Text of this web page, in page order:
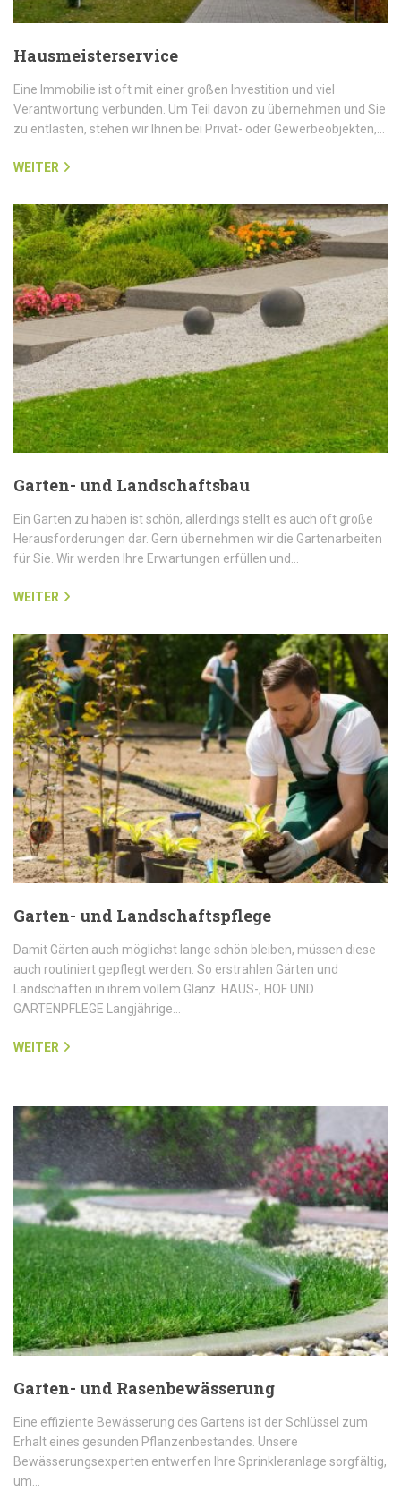
Hausmeisterservice
Eine Immobilie ist oft mit einer großen Investition und viel
Verantwortung verbunden. Um Teil davon zu übernehmen und Sie
zu entlasten, stehen wir Ihnen bei Privat- oder Gewerbeobjekten,…
WEITER
Garten- und Landschaftsbau
Ein Garten zu haben ist schön, allerdings stellt es auch oft große
Herausforderungen dar. Gern übernehmen wir die Gartenarbeiten
für Sie. Wir werden Ihre Erwartungen erfüllen und…
WEITER
Garten- und Landschaftspflege
Damit Gärten auch möglichst lange schön bleiben, müssen diese
auch routiniert gepflegt werden. So erstrahlen Gärten und
Landschaften in ihrem vollem Glanz. HAUS-, HOF UND
GARTENPFLEGE Langjährige…
WEITER
Garten- und Rasenbewässerung
Eine effiziente Bewässerung des Gartens ist der Schlüssel zum
Erhalt eines gesunden Pflanzenbestandes. Unsere
Bewässerungsexperten entwerfen Ihre Sprinkleranlage sorgfältig,
um…